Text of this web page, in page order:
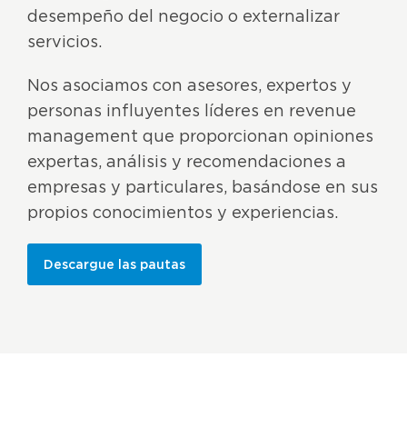
desempeño del negocio o externalizar
servicios.
Nos asociamos con asesores, expertos y
personas influyentes líderes en revenue
management que proporcionan opiniones
expertas, análisis y recomendaciones a
empresas y particulares, basándose en sus
propios conocimientos y experiencias.
Descargue las pautas